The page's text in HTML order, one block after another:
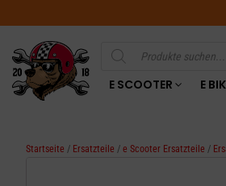
Products
E SCOOTER E
Startseite / Ersatzteile / e Scooter Ersatzteile /